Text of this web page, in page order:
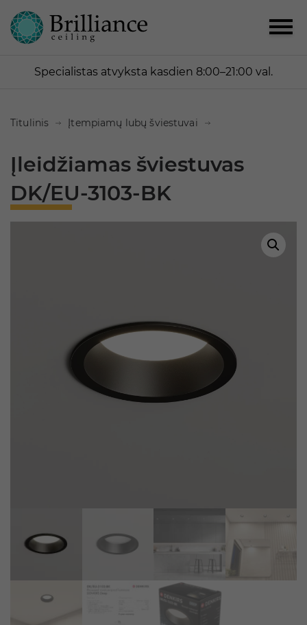
Specialistas atvyksta kasdien 8:00–21:00 val.
Titulinis Įtempiamų lubų šviestuvai
Įleidžiamas šviestuvas
DK/EU-3103-BK